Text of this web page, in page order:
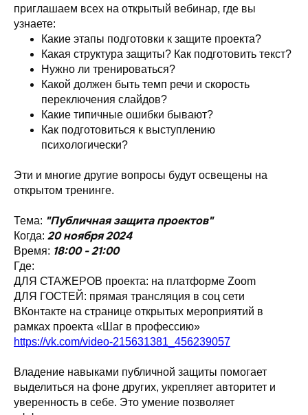
приглашаем всех на открытый вебинар, где вы
узнаете:
Какие этапы подготовки к защите проекта?
Какая структура защиты? Как подготовить текст?
Нужно ли тренироваться?
Какой должен быть темп речи и скорость
переключения слайдов?
Какие типичные ошибки бывают?
Как подготовиться к выступлению
психологически?
Эти и многие другие вопросы будут освещены на
открытом тренинге.
Тема: "Публичная защита проектов"
Когда: 20 ноября 2024
Время: 18:00 - 21:00
Где:
ДЛЯ СТАЖЕРОВ проекта: на платформе Zoom
ДЛЯ ГОСТЕЙ: прямая трансляция в соц сети
ВКонтакте на странице открытых мероприятий в
рамках проекта «Шаг в профессию»
https://vk.com/video-215631381_456239057
Владение навыками публичной защиты помогает
выделиться на фоне других, укрепляет авторитет и
уверенность в себе. Это умение позволяет